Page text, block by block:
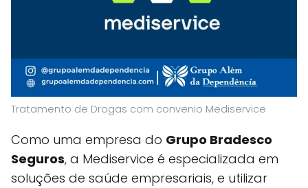
Tratamento de Drogas com convenio Mediservice
Como uma empresa do Grupo Bradesco
Seguros, a Mediservice é especializada em
soluções de saúde empresariais, e utilizar